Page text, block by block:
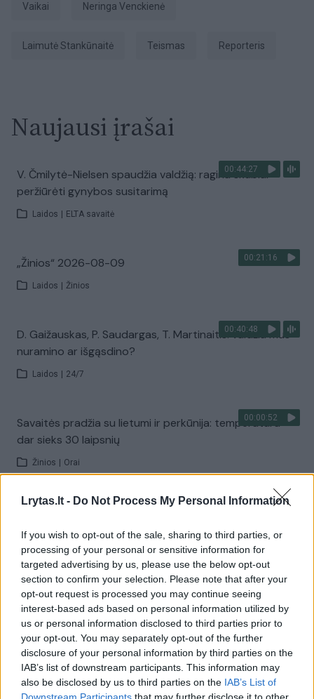
Lrytas.lt - Do Not Process My Personal Information
If you wish to opt-out of the sale, sharing to third parties, or
processing of your personal or sensitive information for
targeted advertising by us, please use the below opt-out
section to confirm your selection. Please note that after your
opt-out request is processed you may continue seeing
interest-based ads based on personal information utilized by
us or personal information disclosed to third parties prior to
your opt-out. You may separately opt-out of the further
disclosure of your personal information by third parties on the
IAB’s list of downstream participants. This information may
also be disclosed by us to third parties on the IAB’s List of
Vaikai Neringa Venckienė
Laimutė Stankūnaitė Teismas Reporteris
Naujausi įrašai
00:44:27
V. Čmilytė-Nielsen spaudžia valdžią: ragina skubiai
peržiūrėti gynybos susitarimą
Laidos ELTA savaitė
00:21:16
„Žinios“ 2026-08-09
Laidos Žinios
00:40:48
D. Gaižauskas, P. Saudargas, T. Martinaitis: valdžia mus
nuramino ar išgąsdino?
Laidos 24/7
00:00:52
Savaitės pradžia su lietumi ir perkūnija: temperatūra
dar sieks 30 laipsnių
Žinios Orai
Visi įrašai
Žiūrimiausi įrašai
00:00:30
Vaizdai iš tragiškos avarijos Vilniaus r.: dviejų moterų ir
vaiko gyvybių išgelbėti nepavyko
Žinios Lietuvos diena